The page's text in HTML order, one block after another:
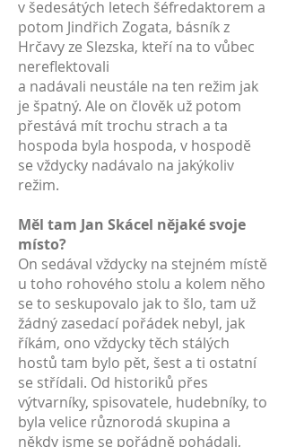
v šedesátých letech šéfredaktorem a
potom Jindřich Zogata, básník z
Hrčavy ze Slezska, kteří na to vůbec
nereflektovali
a nadávali neustále na ten režim jak
je špatný. Ale on člověk už potom
přestává mít trochu strach a ta
hospoda byla hospoda, v hospodě
se vždycky nadávalo na jakýkoliv
režim.
Měl tam Jan Skácel nějaké svoje
místo?
On sedával vždycky na stejném místě
u toho rohového stolu a kolem něho
se to seskupovalo jak to šlo, tam už
žádný zasedací pořádek nebyl, jak
říkám, ono vždycky těch stálých
hostů tam bylo pět, šest a ti ostatní
se střídali. Od historiků přes
výtvarníky, spisovatele, hudebníky, to
byla velice různorodá skupina a
někdy jsme se pořádně pohádali,